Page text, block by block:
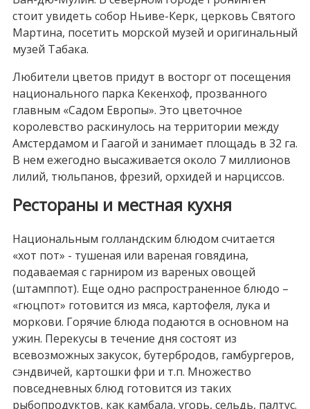
стоит увидеть собор Ньиве-Керк, церковь Святого
Мартина, посетить морской музей и оригинальный
музей Табака.
Любители цветов придут в восторг от посещения
национального парка Кекенхоф, прозванного
главным «Садом Европы». Это цветочное
королевство раскинулось на территории между
Амстердамом и Гаагой и занимает площадь в 32 га.
В нем ежегодно высаживается около 7 миллионов
лилий, тюльпанов, фрезий, орхидей и нарциссов.
Рестораны и местная кухня
Национальным голландским блюдом считается
«хот пот» - тушеная или вареная говядина,
подаваемая с гарниром из вареных овощей
(штамппот). Еще одно распространенное блюдо –
«гюцпот» готовится из мяса, картофеля, лука и
моркови. Горячие блюда подаются в основном на
ужин. Перекусы в течение дня состоят из
всевозможных закусок, бутербродов, гамбургеров,
сэндвичей, картошки фри и т.п. Множество
повседневных блюд готовится из таких
рыбопродуктов, как камбала, угорь, сельдь, палтус.